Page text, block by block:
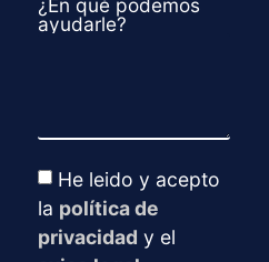
¿En qué podemos
ayudarle?
He leido y acepto
la política de
privacidad y el